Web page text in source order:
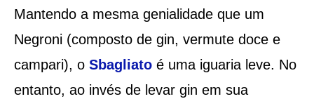
Mantendo a mesma genialidade que um
Negroni (composto de gin, vermute doce e
campari), o Sbagliatoé uma iguaria leve. No
entanto, ao invés de levar gin em sua